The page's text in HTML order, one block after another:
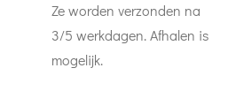
Ze worden verzonden na
3/5 werkdagen. Afhalen is
mogelijk.